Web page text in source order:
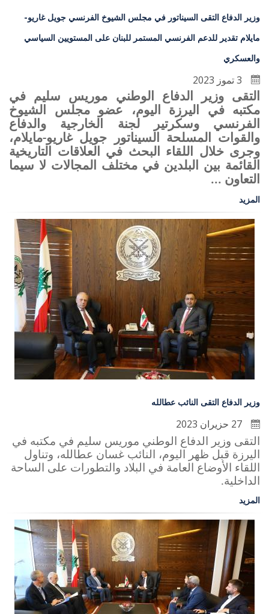
وزير الدفاع التقى السيناتور في مجلس الشيوخ الفرنسي جويل غاريو-
مايلام تقدير للدعم الفرنسي المستمر للبنان على المستويين السياسي
والعسكري
التقى وزير الدفاع الوطني موريس سليم في
مكتبه في اليرزة اليوم، عضو مجلس الشيوخ
الفرنسي وسكرتير لجنة الخارجية والدفاع
والقوات المسلحة السيناتور جويل غاريو-مايلام،
وجرى خلال اللقاء البحث في العلاقات التاريخية
القائمة بين البلدين في مختلف المجالات لا سيما
التعاون ...
المزيد
وزير الدفاع التقى النائب عطالله
التقى وزير الدفاع الوطني موريس سليم في مكتبه في
اليرزة قبل ظهر اليوم، النائب غسان عطالله، وتناول
اللقاء الأوضاع العامة في البلاد والتطورات على الساحة
الداخلية.
المزيد